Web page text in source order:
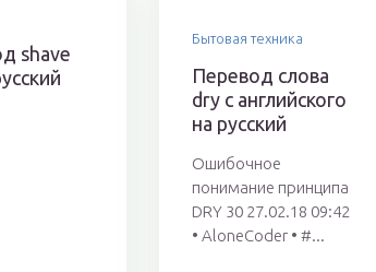
shave
Бытовая техника
Перевод слова
dry с английского
на русский
Ошибочное
понимание принципа
DRY 30 27.02.18 09:42
• AloneCoder • #...